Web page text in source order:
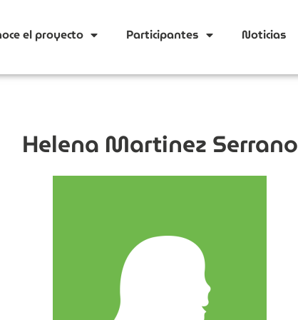
el proyecto Participantes Noticias
Helena Martinez Serrano